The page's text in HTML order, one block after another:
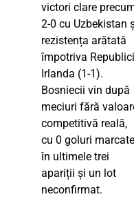
victori clare
2-0 cu Uzbekistan
rezistența arătată
împotriva
Irlanda (1-1).
Bosniecii vin după
meciuri fără
competitivă reală,
cu 0 goluri marcate
în ultimele trei
apariții și un lot
neconfirmat.